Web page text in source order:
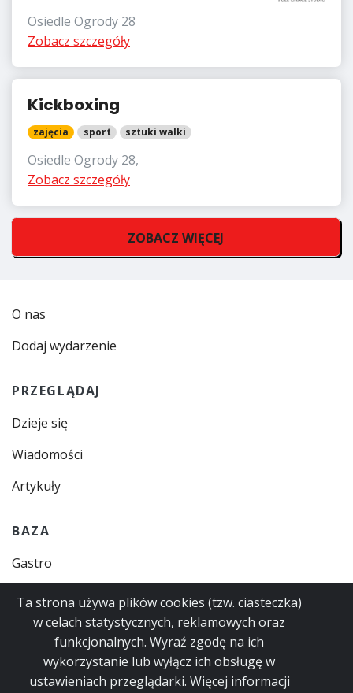
Osiedle Ogrody 28
Zobacz szczegóły
Kickboxing
zajęcia sport sztuki walki
Osiedle Ogrody 28,
Zobacz szczegóły
ZOBACZ WIĘCEJ
O nas
Dodaj wydarzenie
PRZEGLĄDAJ
Dzieje się
Wiadomości
Artykuły
BAZA
Gastro
Zajęcia
Instytucje
Usługi
Ta strona używa plików cookies (tzw. ciasteczka)
w celach statystycznych, reklamowych oraz
funkcjonalnych. Wyraź zgodę na ich
wykorzystanie lub wyłącz ich obsługę w
ustawieniach przeglądarki. Więcej informacji